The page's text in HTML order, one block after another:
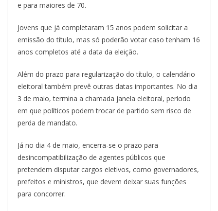
e para maiores de 70.
Jovens que já completaram 15 anos podem solicitar a
emissão do título, mas só poderão votar caso tenham 16
anos completos até a data da eleição.
Além do prazo para regularização do título, o calendário
eleitoral também prevê outras datas importantes. No dia
3 de maio, termina a chamada janela eleitoral, período
em que políticos podem trocar de partido sem risco de
perda de mandato.
Já no dia 4 de maio, encerra-se o prazo para
desincompatibilização de agentes públicos que
pretendem disputar cargos eletivos, como governadores,
prefeitos e ministros, que devem deixar suas funções
para concorrer.